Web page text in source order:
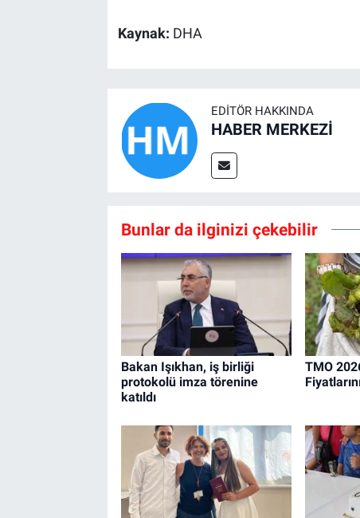
Kaynak: DHA
EDITÖR HAKKINDA
HABER MERKEZİ
Bunlar da ilginizi çekebilir
Bakan Işıkhan, iş birliği
protokolü imza törenine
katıldı
TMO